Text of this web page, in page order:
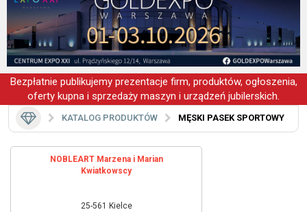
Bezpłatnie publikujemy prezentacje firm, produktów, ogłoszenia,
oferty kupna i sprzedaży maszyn i urządzeń jubilerskich.
KATALOG PRODUKTÓW MĘSKI PASEK SPORTOWY
NOBLEART Marzena i Marian
Kwiatkowscy
25-561 Kielce